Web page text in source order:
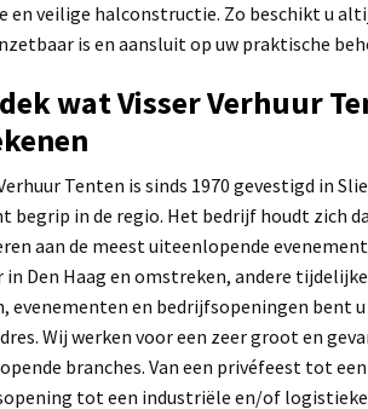
en veilige halconstructie. Zo beschikt u
is en aansluit op uw praktische
wat Visser Verhuur
Tenten is sinds 1970 gevestigd in
begrip in de regio. Het bedrijf houdt zich
aan de meest uiteenlopende
in Den Haag en omstreken, andere
evenementen en bedrijfsopeningen bent
Wij werken voor een zeer groot en
branches. Van een privéfeest tot
tot een industriële en/of logistieke